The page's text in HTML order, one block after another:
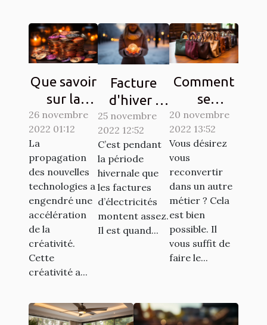
Que savoir
sur la
Crypto-
monnaie
26 novembre
2022 01:12
La
propagation
des nouvelles
technologies a
engendré une
accélération
de la
créativité.
Cette
créativité a...
Facture
d'hiver :
Des
astuces
simples
pour
économiser
de l'argent
25 novembre
2022 12:52
C’est pendant
la période
hivernale que
les factures
d’électricités
montent assez.
Il est quand...
Comment
se
reconvertir
à un autre
métier ?
20 novembre
2022 13:52
Vous désirez
vous
reconvertir
dans un autre
métier ? Cela
est bien
possible. Il
vous suffit de
faire le...